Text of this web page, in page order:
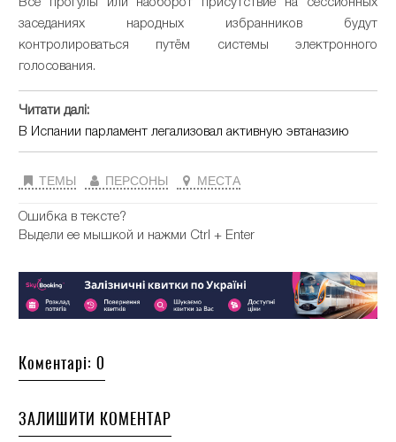
заседаниях народных избранников будут
контролироваться путём системы электронного
голосования.
Читати далі:
В Испании парламент легализовал активную эвтаназию
ТЕМЫ ПЕРСОНЫ МЕСТА
Ошибка в тексте?
Выдели ее мышкой и нажми Ctrl + Enter
Коментарі: 0
ЗАЛИШИТИ КОМЕНТАР